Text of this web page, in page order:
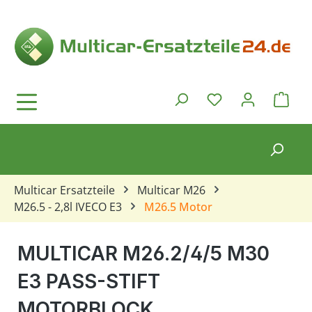
Du hast 0
Multicar Ersatzteile
Multicar M26
M26.5 - 2,8l IVECO E3
M26.5 Motor
MULTICAR M26.2/4/5 M30
E3 PASS-STIFT